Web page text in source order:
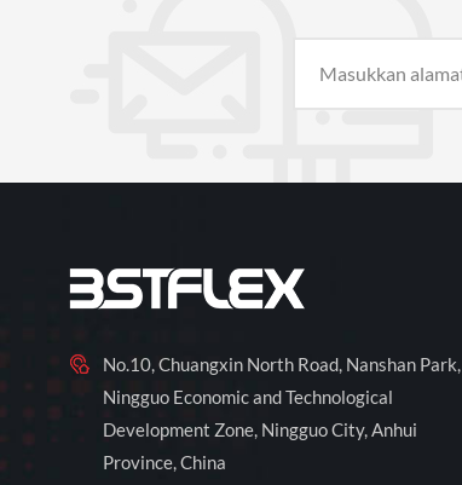
No.10, Chuangxin North Road, Nanshan Park,
Ningguo Economic and Technological
Development Zone, Ningguo City, Anhui
Province, China